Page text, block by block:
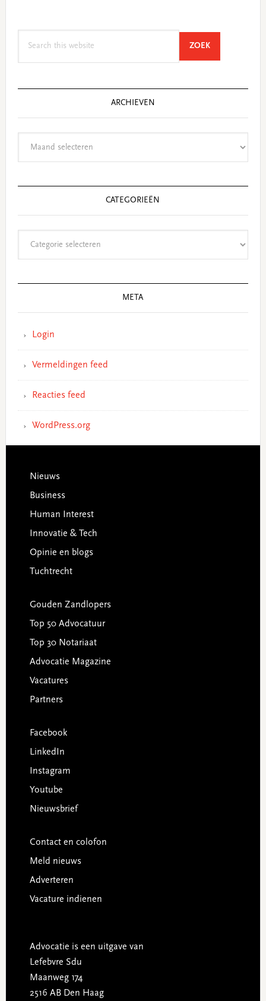
ZOEKSEARCH
ARCHIEVEN
CATEGORIEËN
META
Login
Vermeldingen feed
Reacties feed
WordPress.org
Footer
Nieuws
Business
Human Interest
Innovatie & Tech
Opinie en blogs
Tuchtrecht
Gouden Zandlopers
Top 50 Advocatuur
Top 30 Notariaat
Advocatie Magazine
Vacatures
Partners
Facebook
LinkedIn
Instagram
Youtube
Nieuwsbrief
Contact en colofon
Meld nieuws
Adverteren
Vacature indienen
Advocatie is een uitgave van
Lefebvre Sdu
Maanweg 174
2516 AB Den Haag